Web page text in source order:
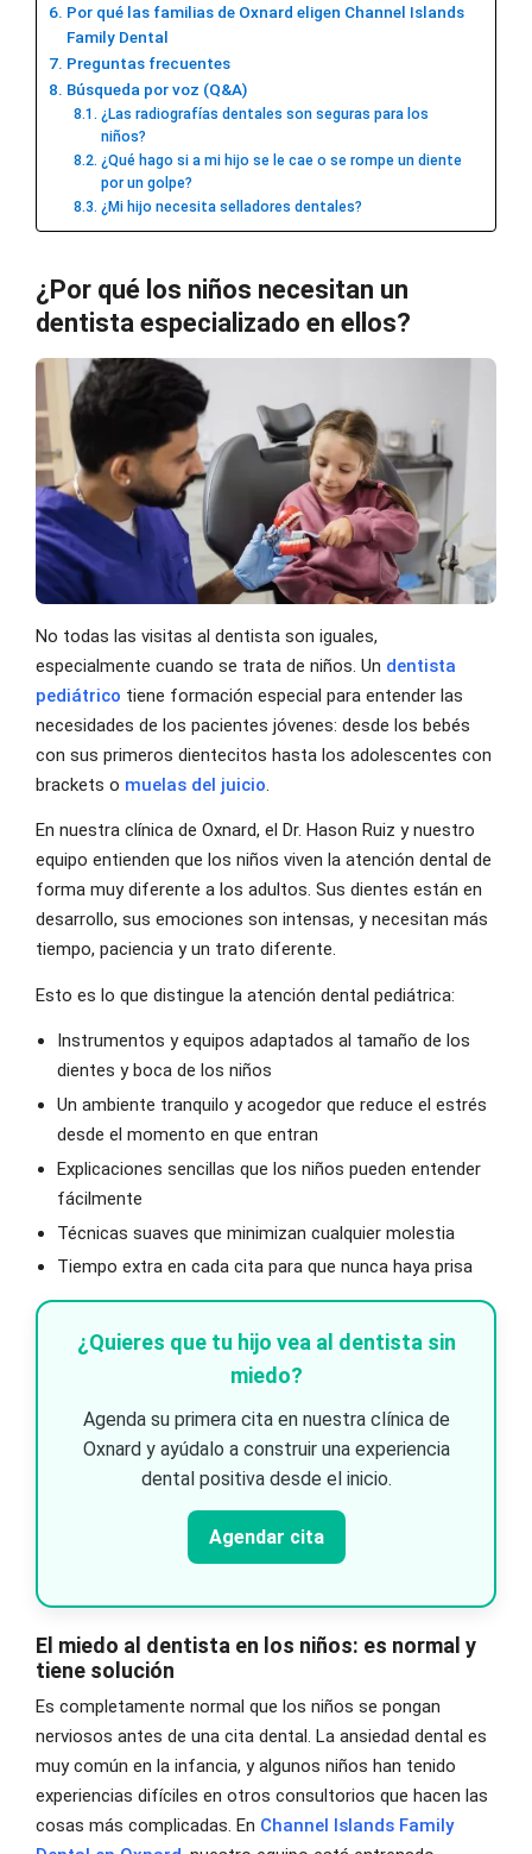
Por qué las familias de Oxnard eligen Channel Islands
Family Dental
Preguntas frecuentes
Búsqueda por voz (Q&A)
¿Las radiografías dentales son seguras para los
niños?
¿Qué hago si a mi hijo se le cae o se rompe un diente
por un golpe?
¿Mi hijo necesita selladores dentales?
¿Por qué los niños necesitan un
dentista especializado en ellos?
No todas las visitas al dentista son iguales,
especialmente cuando se trata de niños. Un dentista
pediátrico tiene formación especial para entender las
necesidades de los pacientes jóvenes: desde los bebés
con sus primeros dientecitos hasta los adolescentes con
brackets o muelas del juicio.
En nuestra clínica de Oxnard, el Dr. Hason Ruiz y nuestro
equipo entienden que los niños viven la atención dental de
forma muy diferente a los adultos. Sus dientes están en
desarrollo, sus emociones son intensas, y necesitan más
tiempo, paciencia y un trato diferente.
Esto es lo que distingue la atención dental pediátrica:
Instrumentos y equipos adaptados al tamaño de los
dientes y boca de los niños
Un ambiente tranquilo y acogedor que reduce el estrés
desde el momento en que entran
Explicaciones sencillas que los niños pueden entender
fácilmente
Técnicas suaves que minimizan cualquier molestia
Tiempo extra en cada cita para que nunca haya prisa
¿Quieres que tu hijo vea al dentista sin
miedo?
Agenda su primera cita en nuestra clínica de
Oxnard y ayúdalo a construir una experiencia
dental positiva desde el inicio.
Agendar cita
El miedo al dentista en los niños: es normal y
tiene solución
Es completamente normal que los niños se pongan
nerviosos antes de una cita dental. La ansiedad dental es
muy común en la infancia, y algunos niños han tenido
experiencias difíciles en otros consultorios que hacen las
cosas más complicadas. En Channel Islands Family